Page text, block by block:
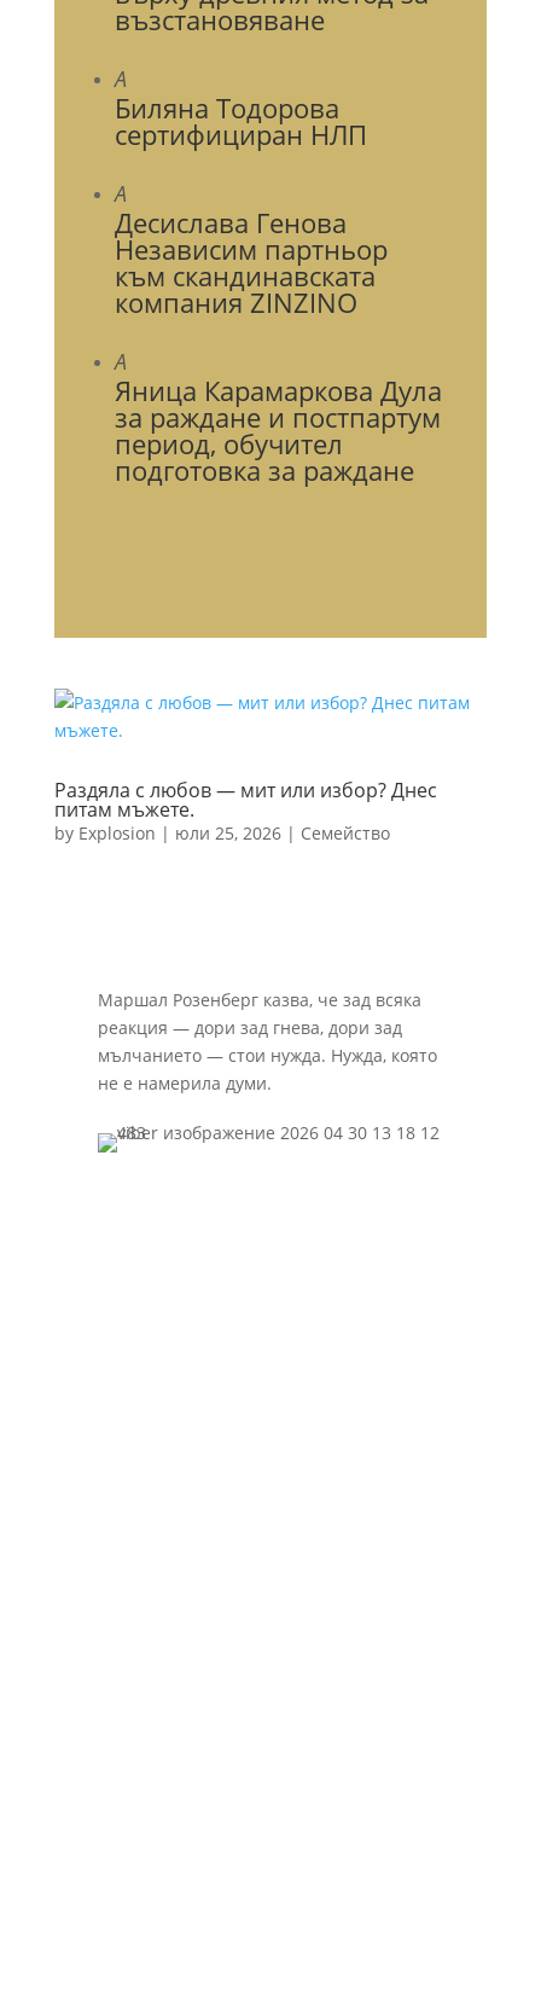
възстановяване
A
Биляна Тодорова
сертифициран НЛП
A
Десислава Генова
Независим партньор
към скандинавската
компания ZINZINO
A
Яница Карамаркова Дула
за раждане и постпартум
период, обучител
подготовка за раждане
Раздяла с любов — мит или избор? Днес
питам мъжете.
by Explosion | юли 25, 2026| Семейство
Маршал Розенберг казва, че зад всяка
реакция — дори зад гнева, дори зад
мълчанието — стои нужда. Нужда, която
не е намерила думи.